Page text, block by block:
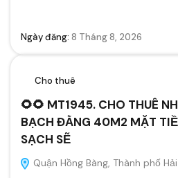
Ngày đăng: 8 Tháng 8, 2026
Cho thuê
🌻🌻 MT1945. CHO THUÊ
BẠCH ĐẰNG 40M2 MẶT
SẠCH SẼ
Quận Hồng Bàng, Thành phố